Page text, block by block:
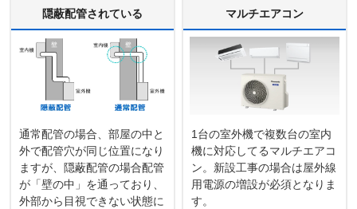
隠蔽配管されている
通常配管の場合、部屋の中と
外で配管穴が同じ位置になり
ますが、隠蔽配管の場合配管
が「壁の中」を通っており、
外部から目視できない状態に
マルチエアコン
1台の室外機で複数台の室内
機に対応してるマルチエアコ
ン。新設工事の場合は屋外線
用電源の増設が必須となりま
す。